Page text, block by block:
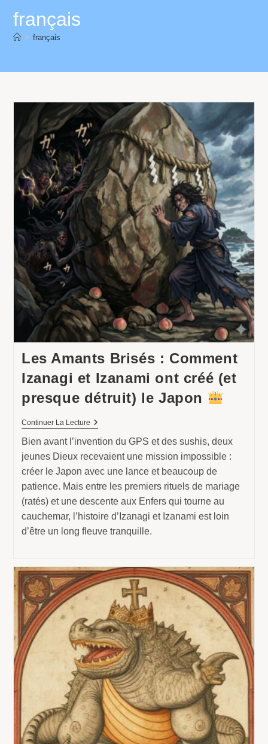
français
> français
Les Amants Brisés : Comment
Izanagi et Izanami ont créé (et
presque détruit) le Japon
Continuer La LectureLes
Brisés
Comment
Izanagi
Izanami
Ont
(et
Presque
Détruit)
Bien avant l’invention du GPS et des sushis, deux
jeunes Dieux recevaient une mission impossible :
créer le Japon avec une lance et beaucoup de
patience. Mais entre les premiers rituels de mariage
(ratés) et une descente aux Enfers qui tourne au
cauchemar, l’histoire d’Izanagi et Izanami est loin
d’être un long fleuve tranquille.